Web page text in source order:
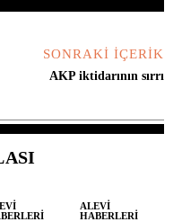
SONRAKI İÇERIK
AKP iktidarının sırrı
ALEVI
HABERLERI